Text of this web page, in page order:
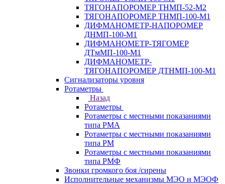
ТЯГОНАПОРОМЕР ТНМП-52-М2
ТЯГОНАПОРОМЕР ТНМП-100-М1
ДИФМАНОМЕТР-НАПОРОМЕР
ДНМП-100-М1
ДИФМАНОМЕТР-ТЯГОМЕР
ДТмМП-100-М1
ДИФМАНОМЕТР-
ТЯГОНАПОРОМЕР ДТНМП-100-М1
Сигнализаторы уровня
Ротаметры
Назад
Ротаметры
Ротаметры с местными показаниями
типа РМА
Ротаметры с местными показаниями
типа РМ
Ротаметры с местными показаниями
типа РМФ
Звонки громкого боя /сирены
Исполнительные механизмы МЭО и МЭОФ